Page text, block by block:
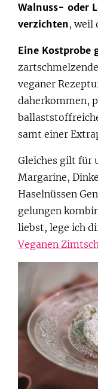
Walnuss- oder
verzichten, weil
Eine Kostprobe
veganer
daherkommen,
samt einer
Gleiches gilt für
Margarine,
Haselnüssen
gelungen
liebst, lege ich
Veganen